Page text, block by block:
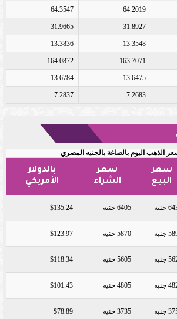
64.2019
64.3547
31.8927
31.9665
13.3548
13.3836
163.7071
164.0872
13.6475
13.6784
7.2683
7.2837
الذهب اليوم بالصاغة بالجنيه المصري
سعر
البيع
سعر
الشراء
بالدولار
الأمريكي
جنيه 6405 جنيه $135.24
جنيه 5870 جنيه $123.97
جنيه 5605 جنيه $118.34
جنيه 4805 جنيه $101.43
جنيه 3735 جنيه $78.89